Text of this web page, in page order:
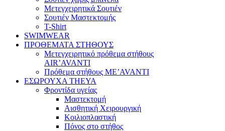
Μετεγχειρητικά Σουτιέν
Σουτιέν Μαστεκτομής
T-Shirt
SWIMWEAR
ΠΡΟΘΕΜΑΤΑ ΣΤΗΘΟΥΣ
Μετεγχειρητικό πρόθεμα στήθους
AIR’AVANTI
Πρόθεμα στήθους ME’AVANTI
ΕΣΩΡΟΥΧΑ THEYA
Φροντίδα υγείας
Μαστεκτομή
Αισθητική Χειρουργική
Κοιλιοπλαστική
Πόνος στο στήθος